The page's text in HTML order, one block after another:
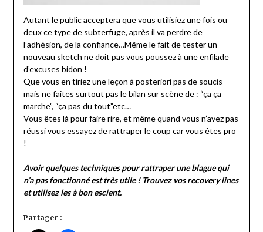
Autant le public acceptera que vous utilisiez une fois ou
deux ce type de subterfuge, après il va perdre de
l’adhésion, de la confiance…Même le fait de tester un
nouveau sketch ne doit pas vous poussez à une enfilade
d’excuses bidon !
Que vous en tiriez une leçon à posteriori pas de soucis
mais ne faites surtout pas le bilan sur scène de : “ça ça
marche”, “ça pas du tout”etc…
Vous êtes là pour faire rire, et même quand vous n’avez pas
réussi vous essayez de rattraper le coup car vous êtes pro
!
Avoir quelques techniques pour rattraper une blague qui
n’a pas fonctionné est très utile ! Trouvez vos recovery lines
et utilisez les à bon escient.
Partager :